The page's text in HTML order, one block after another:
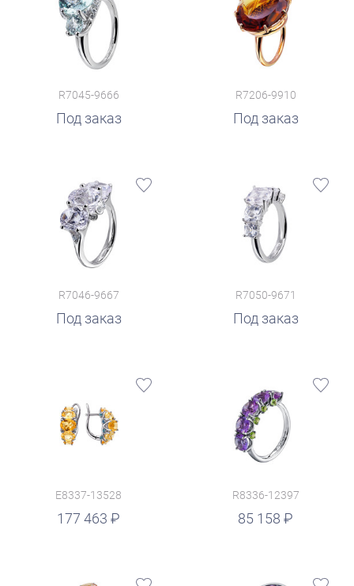
R7045-9666
Под заказ
R7206-9910
Под заказ
R7046-9667
Под заказ
R7050-9671
Под заказ
E8337-13528
177 463
R8336-12397
85 158
руб.